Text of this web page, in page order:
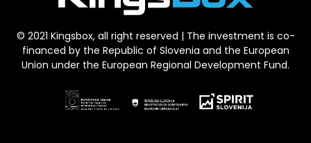
© 2021 Kingsbox, all right reserved | The investment is co-
financed by the Republic of Slovenia and the European
Union under the European Regional Development Fund.